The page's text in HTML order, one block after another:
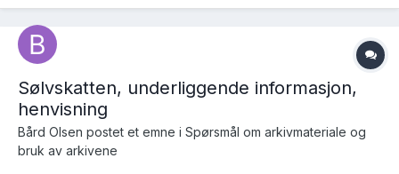
Sølvskatten, underliggende informasjon,
henvisning
Bård Olsen postet et emne i Spørsmål om arkivmateriale og
bruk av arkivene